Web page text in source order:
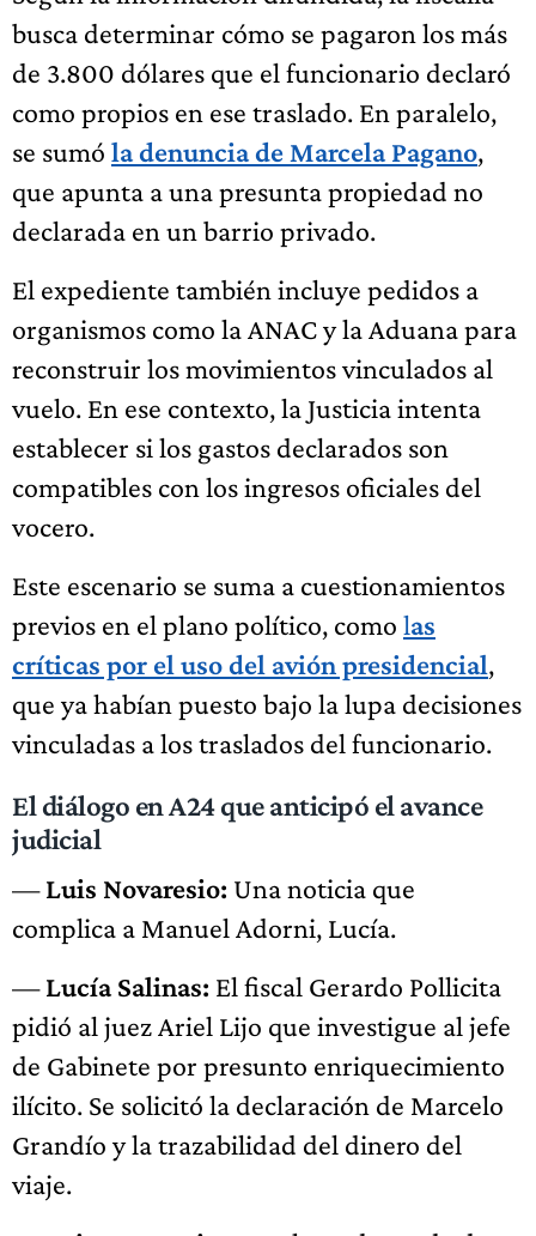
busca determinar cómo se pagaron los más
de 3.800 dólares que el funcionario declaró
como propios en ese traslado. En paralelo,
se sumó la denuncia de Marcela Pagano,
que apunta a una presunta propiedad no
declarada en un barrio privado.
El expediente también incluye pedidos a
organismos como la ANAC y la Aduana para
reconstruir los movimientos vinculados al
vuelo. En ese contexto, la Justicia intenta
establecer si los gastos declarados son
compatibles con los ingresos oficiales del
vocero.
Este escenario se suma a cuestionamientos
previos en el plano político, como las
críticas por el uso del avión presidencial,
que ya habían puesto bajo la lupa decisiones
vinculadas a los traslados del funcionario.
El diálogo en A24 que anticipó el avance
judicial
—Luis Novaresio: Una noticia que
complica a Manuel Adorni, Lucía.
—Lucía Salinas: El fiscal Gerardo Pollicita
pidió al juez Ariel Lijo que investigue al jefe
de Gabinete por presunto enriquecimiento
ilícito. Se solicitó la declaración de Marcelo
Grandío y la trazabilidad del dinero del
viaje.